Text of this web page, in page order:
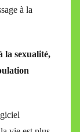
à la
la sexualité,